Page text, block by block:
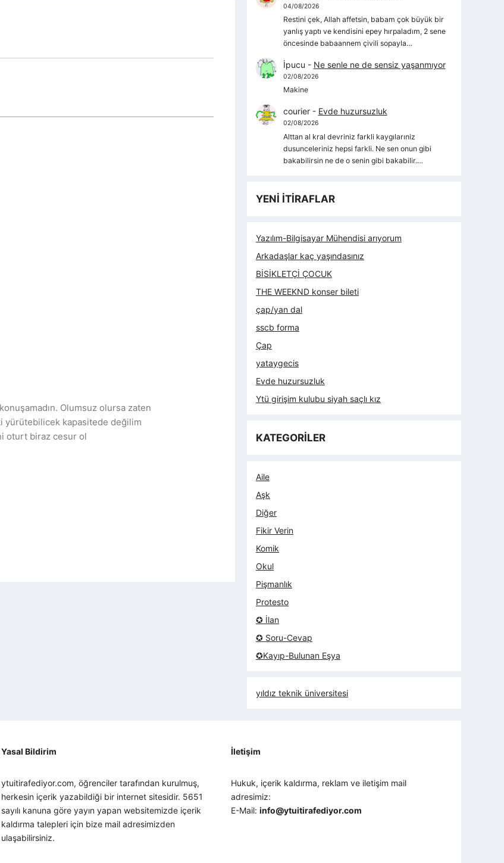
Olumsuz olursa zaten
yürütebilicek kapasitede değilim
oturt biraz cesur ol
04/08/2026
Restini çek, Allah affetsin, babam çok büyük bir
yanlış yaptı ve kendisini epey hırpaladım, 2 sene
öncesinde babaannem çivili sopayla…
İpucu - Ne senle ne de sensiz yaşanmıyor
02/08/2026
Makine
courier- Evde huzursuzluk
02/08/2026
Alttan al kral devriniz farkli kaygılarıniz
dusunceleriniz hepsi farkli. Ne sen onun gibi
bakabilirsin ne de o senin gibi bakabilir.…
YENİ İTİRAFLAR
Yazılım-Bilgisayar Mühendisi arıyorum
Arkadaşlar kaç yaşındasınız
BİSİKLETÇİ ÇOCUK
THE WEEKND konser bileti
çap/yan dal
sscb forma
Çap
yataygecis
Evde huzursuzluk
Ytü girişim kulubu siyah saçlı kız
KATEGORİLER
Aile
Aşk
Diğer
Fikir Verin
Komik
Okul
Pişmanlık
Protesto
✪ İlan
✪ Soru-Cevap
✪Kayıp-Bulunan Eşya
yıldız teknik üniversitesi
Yasal Bildirim
ytuitirafediyor.com, öğrenciler tarafından kurulmuş,
herkesin içerik yazabildiği bir internet sitesidir. 5651
sayılı kanuna göre yayın yapan websitemizde içerik
kaldırma talepleri için bize mail adresimizden
ulaşabilirsiniz.
İletişim
Hukuk, içerik kaldırma, reklam ve iletişim mail
adresimiz:
E-Mail:info@ytuitirafediyor.com